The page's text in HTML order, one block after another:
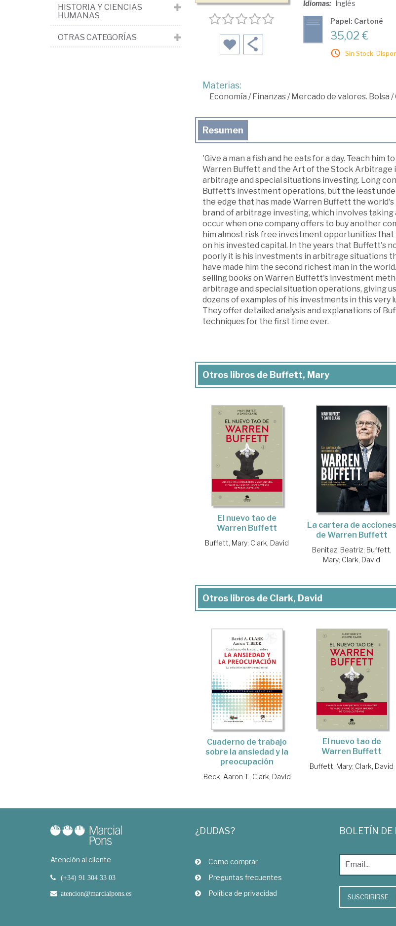
Idiomas: Inglés
Papel: Cartoné
35,02 €
Sin Stock.
Materias:
Economía /Finanzas/Mercado de valores. Bolsa /
Resumen
'Give a man a fish and he eats for a day. Teach
Warren Buffett and the Art of the Stock
arbitrage and special situations investing. Long
Buffett's investment operations, but the least
the edge that has made Warren Buffett the
brand of arbitrage investing, which involves
occur when one company offers to buy another
him almost risk free investment opportunities that
on his invested capital. In the years that Buffett's
poorly it is his investments in arbitrage situations
have made him the second richest man in the
selling books on Warren Buffett's investment
arbitrage and special situation operations, giving
dozens of examples of his investments in this
They offer detailed analysis and explanations of
techniques for the first time ever.
Otros libros de Buffett, Mary
El nuevo tao de
Warren Buffett
Buffett, Mary; Clark, David
La cartera de acciones
de Warren Buffett
Benitez, Beatriz; Buffett,
Mary; Clark, David
Otros libros de Clark, David
Cuaderno de trabajo
sobre la ansiedad y la
preocupación
Beck, Aaron T.; Clark, David
El nuevo tao de
Warren Buffett
Buffett, Mary; Clark, David
HISTORIA Y CIENCIAS
HUMANAS
OTRAS CATEGORÍAS
Atención al cliente
(+34) 91 304 33 03
atencion@marcialpons.es
¿DUDAS?
Como comprar
Preguntas frecuentes
Política de privacidad
BOLETÍN DE
SUSCRIBIRSE